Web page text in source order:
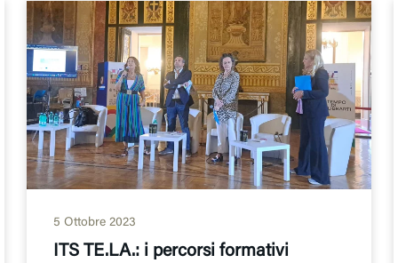
5 Ottobre 2023
ITS TE.LA.: i percorsi formativi